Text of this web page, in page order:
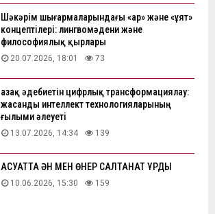
Шәкәрім шығармаларындағы «ар» және «ұят»
концептілері: лингвомәдени және
философиялық қырлары
20.07.2026, 18:01 73
Қазақ әдебиетін цифрлық трансформациялау:
жасанды интеллект технологияларының
ғылыми әлеуеті
13.07.2026, 14:34 139
АҚСУАТТА ӘН МЕН ӨНЕР САЛТАНАТ ҚҰРДЫ
10.06.2026, 15:30 159